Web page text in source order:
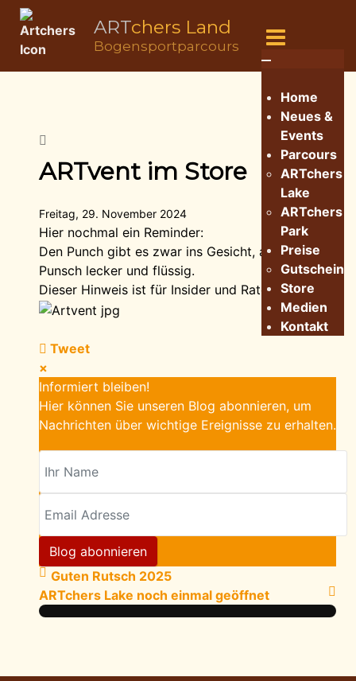
ARTchers Land
Bogensportparcours
Home
Neues &
Events
Parcours
ARTchers
Lake
ARTchers
Park
Preise
Gutschein
Store
Medien
Kontakt
ARTvent im Store
Freitag, 29. November 2024
Hier nochmal ein Reminder:
Den Punch gibt es zwar ins Gesicht, aber als
Punsch lecker und flüssig.
Dieser Hinweis ist für Insider und Ratefüchse.
Tweet
×
Informiert bleiben!
Hier können Sie unseren Blog abonnieren, um
Nachrichten über wichtige Ereignisse zu erhalten.
Blog abonnieren
Guten Rutsch 2025
ARTchers Lake noch einmal geöffnet